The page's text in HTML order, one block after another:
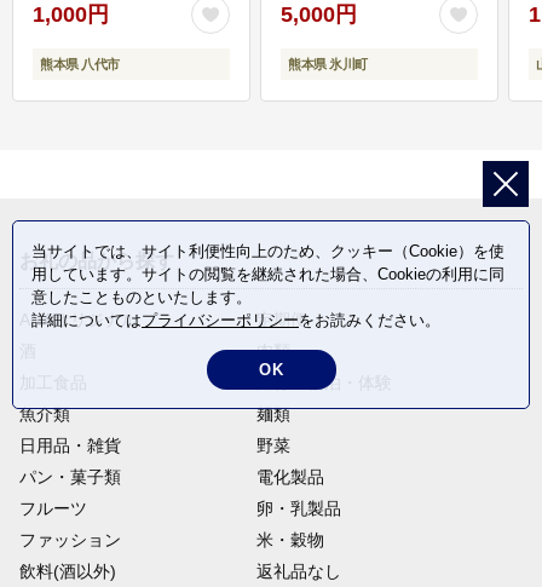
1,000円
熊本県 八代市
5,000円
熊本県 氷川町
お礼の品から探す
ANAオリジナル
定期便
肉類
旅行・宿泊・体験
魚介類
麺類
日用品・雑貨
野菜
パン・菓子類
電化製品
フルーツ
卵・乳製品
ファッション
米・穀物
飲料(酒以外)
返礼品なし
当サイトでは、サイト利便性向上のため、クッキー（Cookie）を使
用しています。サイトの閲覧を継続された場合、Cookieの利用に同
意したことものといたします。
詳細についてはプライバシーポリシーをお読みください。
OK